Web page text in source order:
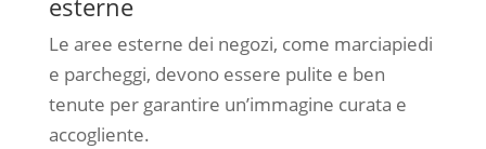
esterne
Le aree esterne dei negozi, come marciapiedi
e parcheggi, devono essere pulite e ben
tenute per garantire un’immagine curata e
accogliente.